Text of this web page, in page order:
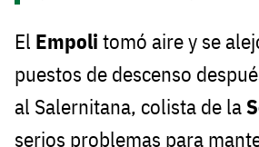
El Empoli tomó aire y se
puestos de descenso
al Salernitana, colista de la
serios problemas para